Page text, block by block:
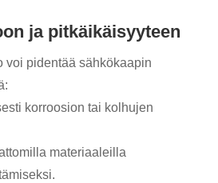
ja pitkäikäisyyteen
voi pidentää sähkökaapin
korroosion tai kolhujen
materiaaleilla